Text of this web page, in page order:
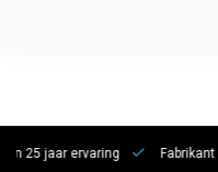
jaar ervaring Fabrikant